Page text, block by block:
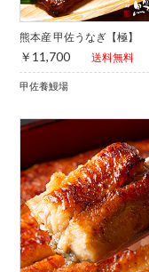
熊本産 甲佐うなぎ【極】
￥11,700 送料無料
甲佐養鰻場